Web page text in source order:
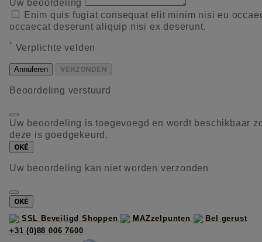
Uw beoordeling
Enim quis fugiat consequat elit minim nisi eu
occaecat deserunt aliquip nisi ex deserunt.
* Verplichte velden
Annuleren VERZONDEN
Beoordeling verstuurd
Uw beoordeling is toegevoegd en wordt beschikbaar
deze is goedgekeurd.
OKÉ
Uw beoordeling kan niet worden verzonden
OKÉ
SSL Beveiligd Shoppen
MAZzelpunten
Bel gerust
+31 (0)88 006 7600